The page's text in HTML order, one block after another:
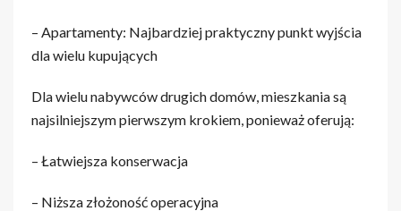
– Apartamenty: Najbardziej praktyczny punkt wyjścia
dla wielu kupujących
Dla wielu nabywców drugich domów, mieszkania są
najsilniejszym pierwszym krokiem, ponieważ oferują:
– Łatwiejsza konserwacja
– Niższa złożoność operacyjna